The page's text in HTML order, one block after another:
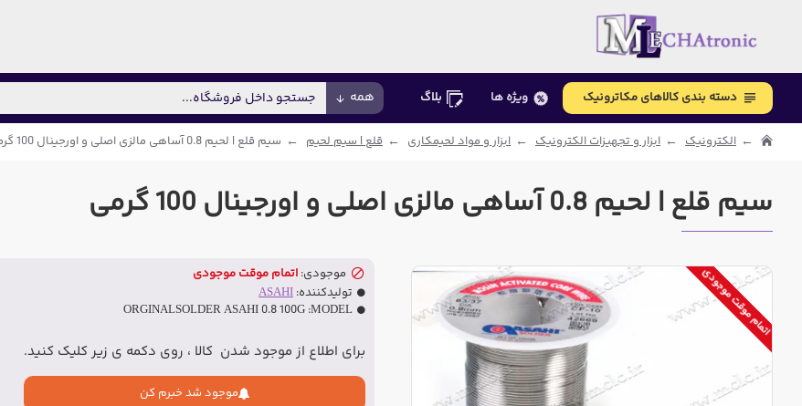
دسته بندی کالاهای مکاترونیک ویژه ها بلاگ همه
الکترونیک ابزار و تجهیزات الکترونیک ابزار و مواد لحیمکاری قلع | سیم لحیم سیم قلع | لحیم 0.8 آساهی مالزی اصلی و اورجینال 100 گرمی
سیم قلع | لحیم 0.8 آساهی مالزی اصلی و اورجینال 100 گرمی
اتمام موقت موجودی موجودی: اتمام موقت موجودی
تولیدکننده: ASAHI
MODEL:
ORGINALSOLDER ASAHI 0.8 100G
برای اطلاع از موجود شدن کالا ، روی دکمه ی زیر کلیک کنید.
موجود شد خبرم کن